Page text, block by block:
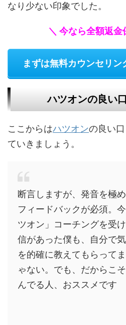
なり少ない印象でした。
＼ 今なら全額返金
まずは無料カウンセリン
ハツオンの良い
ここからはハツオンの良い
ていきましょう。
断言しますが、発音を極
フィードバックが必須。
ツオン」コーチングを受
信があった僕も、自分で
を的確に教えてもらって
ゃない。でも、だからこ
んでる人、おススメです